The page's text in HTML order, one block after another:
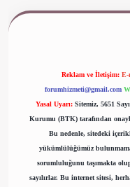
Reklam ve İletişim: E-
forumhizmeti@gmail.com
Yasal Uyarı: Sitemiz, 5651
Kurumu (BTK) tarafından
Bu nedenle, sitedeki
yükümlülüğümüz
sorumluluğunu taşımakta
sayılırlar. Bu internet sitesi,